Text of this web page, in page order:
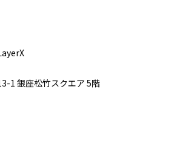
1 銀座松竹スクエア 5階